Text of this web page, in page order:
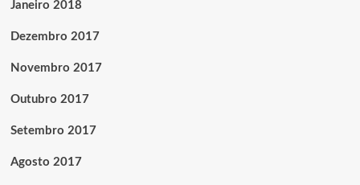
Janeiro 2018
Dezembro 2017
Novembro 2017
Outubro 2017
Setembro 2017
Agosto 2017